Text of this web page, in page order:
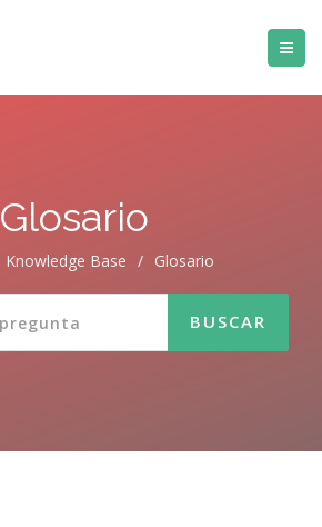
Glosario
Knowledge Base / Glosario